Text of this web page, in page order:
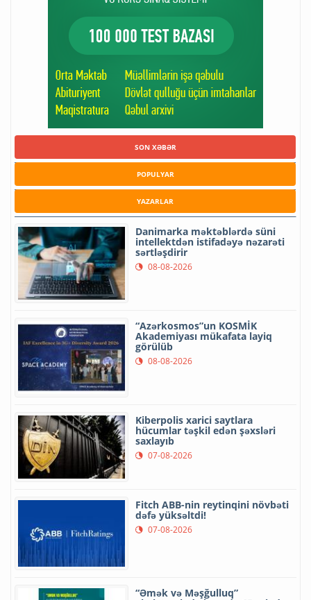
SON XƏBƏR
POPULYAR
YAZARLAR
Danimarka məktəblərdə süni
intellektdən istifadəyə nəzarəti
sərtləşdirir
08-08-2026
“Azərkosmos”un KOSMİK
Akademiyası mükafata layiq
görülüb
08-08-2026
Kiberpolis xarici saytlara
hücumlar təşkil edən şəxsləri
saxlayıb
07-08-2026
Fitch ABB-nin reytinqini növbəti
dəfə yüksəltdi!
07-08-2026
“Əmək və Məşğulluq”